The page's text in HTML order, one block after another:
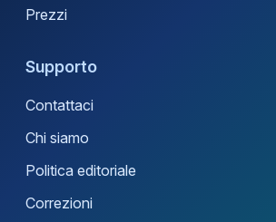
Prezzi
Supporto
Contattaci
Chi siamo
Politica editoriale
Correzioni